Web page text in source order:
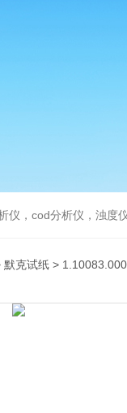
仪，cod分析仪，浊度
默克试纸 >